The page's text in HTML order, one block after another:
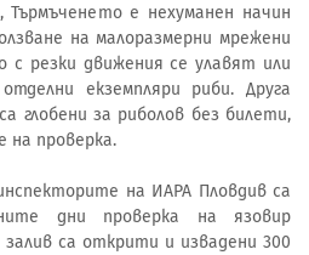
Търмъченето е нехуманен начин
на малоразмерни мрежени
с резки движения се улавят или
екземпляри риби. Друга
глобени за риболов без билети,
на проверка.
на ИАРА Пловдив са
дни проверка на язовир
залив са открити и извадени 300